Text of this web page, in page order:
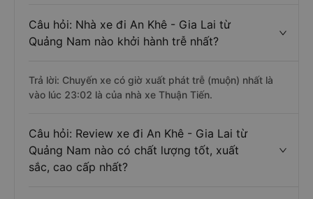
Câu hỏi: Nhà xe đi An Khê - Gia Lai từ
Quảng Nam nào khởi hành trễ nhất?
Trả lời: Chuyến xe có giờ xuất phát trễ (muộn) nhất là
vào lúc 23:02 là của nhà xe Thuận Tiến.
Câu hỏi: Review xe đi An Khê - Gia Lai từ
Quảng Nam nào có chất lượng tốt, xuất
sắc, cao cấp nhất?